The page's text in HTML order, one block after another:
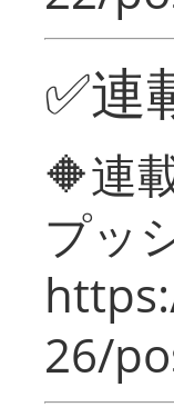
✅連
🔶連
プッ
26/